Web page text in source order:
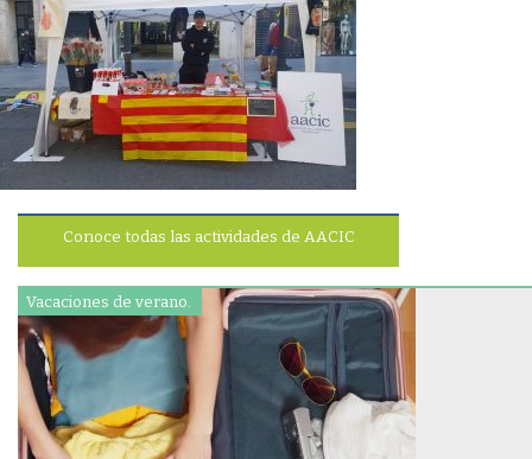
Conoce todas las actividades de AACIC
Vacaciones de verano.